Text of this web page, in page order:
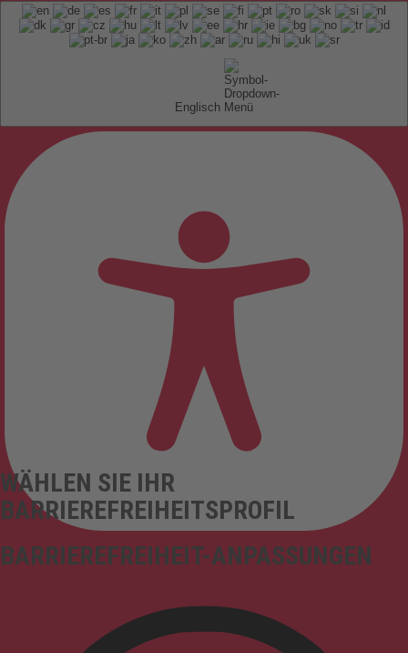
Englisch
BARRIEREFREIHEIT-ANPASSUNGEN
WÄHLEN SIE IHR
BARRIEREFREIHEITSPROFIL